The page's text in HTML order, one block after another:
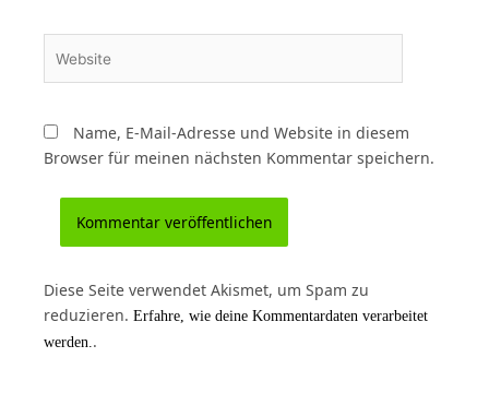
Name, E-Mail-Adresse und Website in diesem
Browser für meinen nächsten Kommentar speichern.
Diese Seite verwendet Akismet, um Spam zu
reduzieren. Erfahre, wie deine Kommentardaten verarbeitet
werden. .